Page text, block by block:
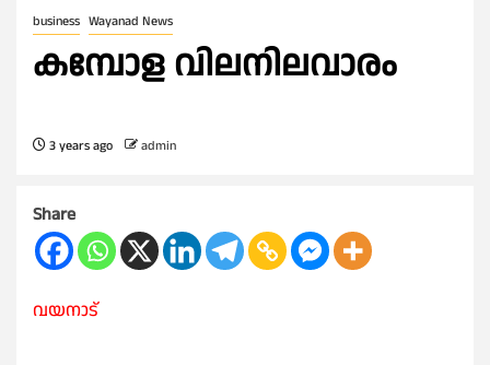
business Wayanad News
കമ്പോള വിലനിലവാരം
3 years ago admin
Share
വയനാട്